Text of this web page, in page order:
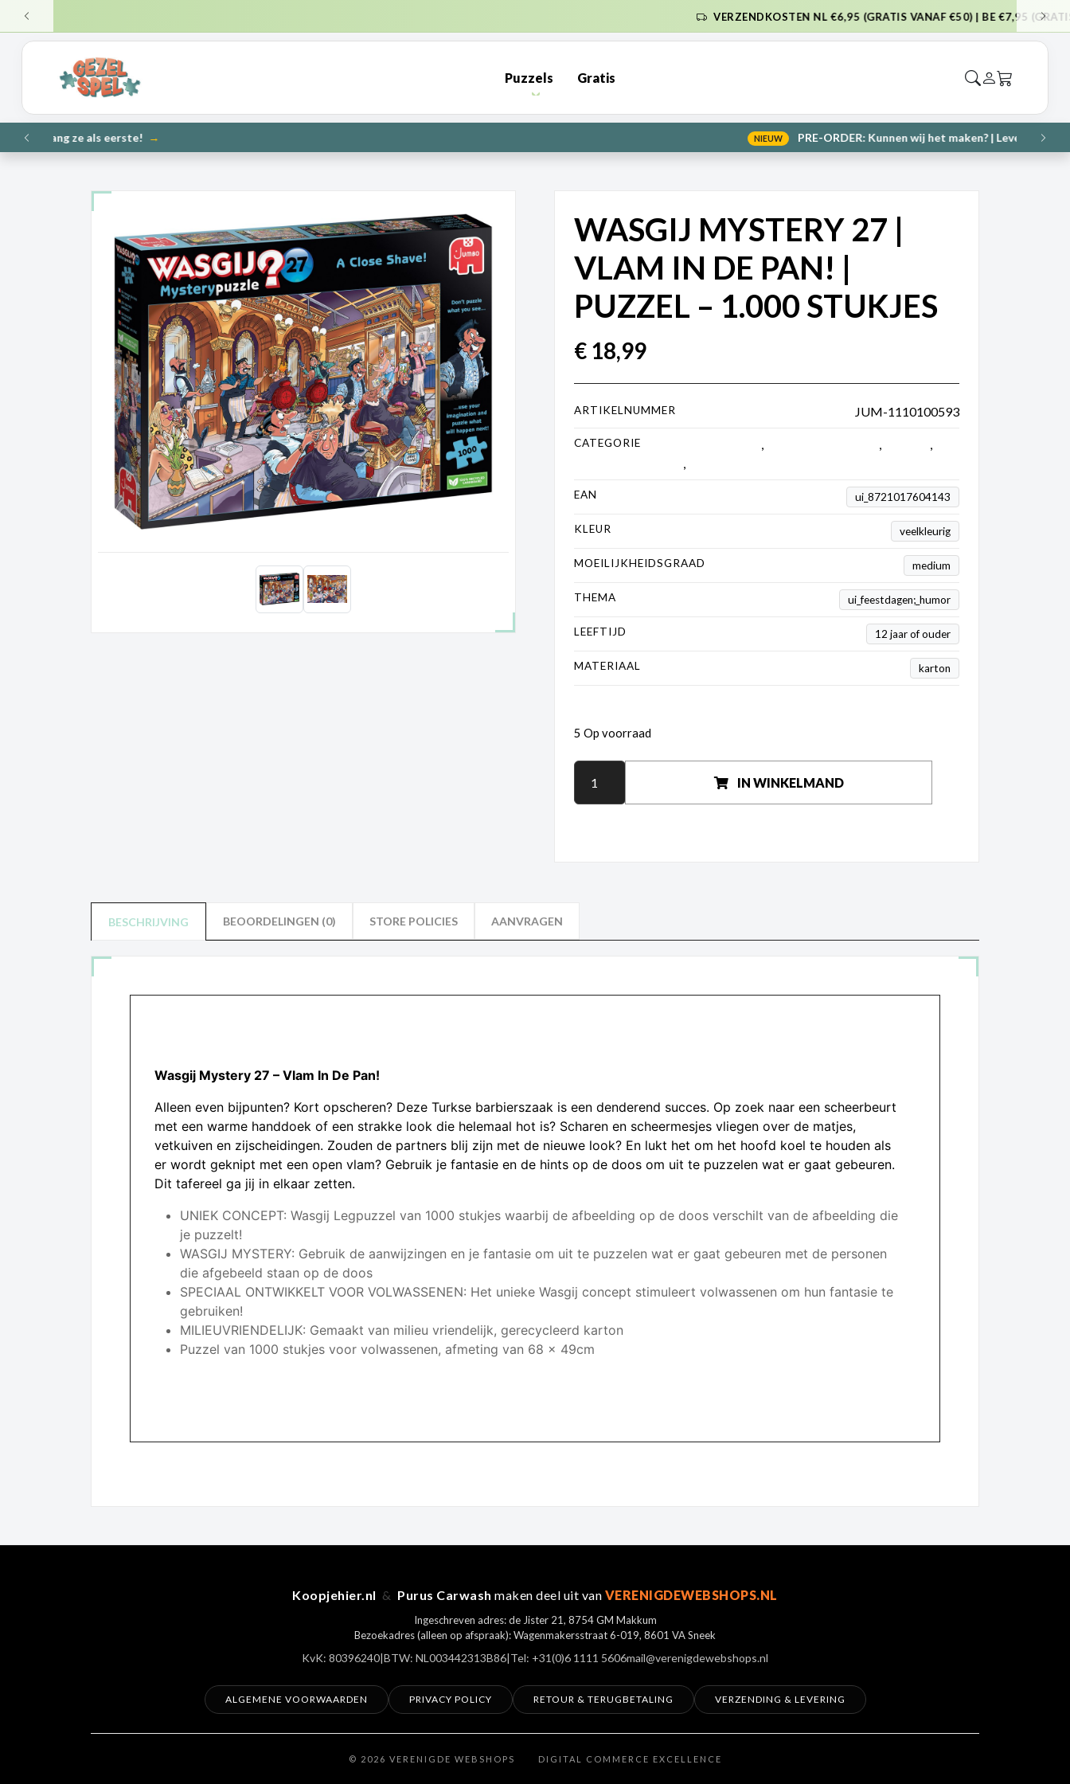
VORIGE VERZENDKOSTEN NL €6,95 (GRATIS VANAF €50) | BE €7,95 (GRATIS VANAF €75)
Puzzels Gratis
VORIGE
→
WASGIJ MYSTERY 27 |
VLAM IN DE PAN! |
PUZZEL – 1.000 STUKJES
€ 18,99
ARTIKELNUMMER JUM-1110100593
CATEGORIE , ,
,
,
EAN ui_8721017604143
KLEUR veelkleurig
MOEILIJKHEIDSGRAAD medium
THEMA ui_feestdagen;_humor
LEEFTIJD 12 jaar of ouder
MATERIAAL karton
5 Op voorraad
IN WINKELMAND
BESCHRIJVING BEOORDELINGEN (0) STORE POLICIES AANVRAGEN
Wasgij Mystery 27 – Vlam In De Pan!
Alleen even bijpunten? Kort opscheren? Deze Turkse barbierszaak is een denderend succes. Op zoek naar een scheerbeurt
met een warme handdoek of een strakke look die helemaal hot is? Scharen en scheermesjes vliegen over de matjes,
vetkuiven en zijscheidingen. Zouden de partners blij zijn met de nieuwe look? En lukt het om het hoofd koel te houden als
er wordt geknipt met een open vlam? Gebruik je fantasie en de hints op de doos om uit te puzzelen wat er gaat gebeuren.
Dit tafereel ga jij in elkaar zetten.
UNIEK CONCEPT: Wasgij Legpuzzel van 1000 stukjes waarbij de afbeelding op de doos verschilt van de afbeelding die
je puzzelt!
WASGIJ MYSTERY: Gebruik de aanwijzingen en je fantasie om uit te puzzelen wat er gaat gebeuren met de personen
die afgebeeld staan op de doos
SPECIAAL ONTWIKKELT VOOR VOLWASSENEN: Het unieke Wasgij concept stimuleert volwassenen om hun fantasie te
gebruiken!
MILIEUVRIENDELIJK: Gemaakt van milieu vriendelijk, gerecycleerd karton
Puzzel van 1000 stukjes voor volwassenen, afmeting van 68 x 49cm
Koopjehier.nl & Purus Carwash maken deel uit van VERENIGDEWEBSHOPS.NL
Ingeschreven adres: de Jister 21, 8754 GM Makkum
Bezoekadres (alleen op afspraak): Wagenmakersstraat 6-019, 8601 VA Sneek
KvK: 80396240|BTW: NL003442313B86|Tel: +31(0)6 1111 5606mail@verenigdewebshops.nl
ALGEMENE VOORWAARDEN PRIVACY POLICY RETOUR & TERUGBETALING VERZENDING & LEVERING
© 2026 VERENIGDE WEBSHOPS DIGITAL COMMERCE EXCELLENCE